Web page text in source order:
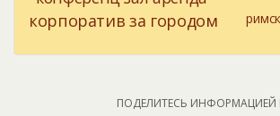
корпоратив за городом
ПОДЕЛИТЕСЬ ИНФОРМАЦИЕЙ В